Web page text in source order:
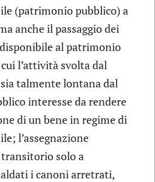
(patrimonio pubblico) a
anche il passaggio dei
al patrimonio
l’attività svolta dal
talmente lontana dal
interesse da rendere
di un bene in regime di
l’assegnazione
solo a
i canoni arretrati,